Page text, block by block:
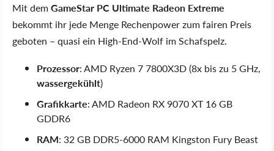
Mit demGameStar PC Ultimate Radeon Extreme
bekommt ihr jede Menge Rechenpower zum fairen Preis
geboten – quasi ein High-End-Wolf im Schafspelz.
Prozessor: AMD Ryzen 7 7800X3D (8x bis zu 5 GHz,
wassergekühlt)
Grafikkarte: AMD Radeon RX 9070 XT 16 GB
GDDR6
RAM: 32 GB DDR5-6000 RAM Kingston Fury Beast